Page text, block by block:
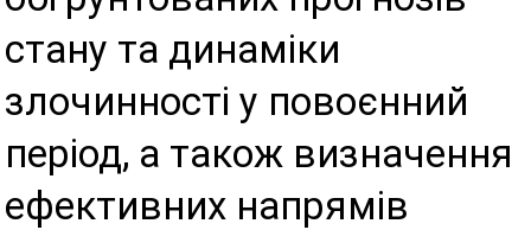
стану та динаміки
злочинності у повоєнний
період, а також визначення
ефективних напрямів